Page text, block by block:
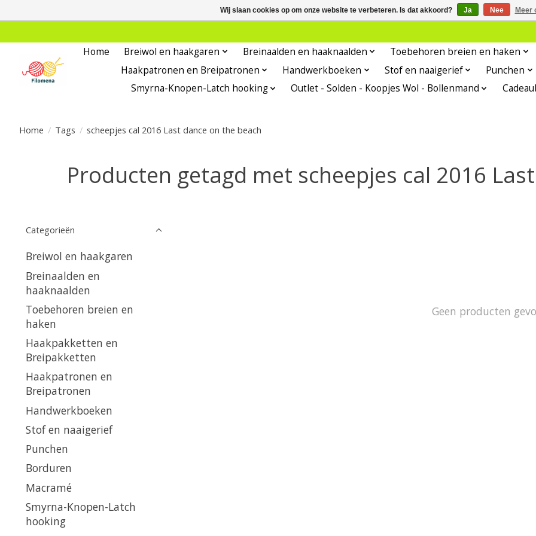
Home Breiwol en haakgaren Breinaalden en haaknaalden Toebehoren breien en haken
Haakpatronen en Breipatronen
Handwerkboeken Stof en naaigerief Punchen
Smyrna-Knopen-Latch hooking
Outlet - Solden - Koopjes Wol - Bollenmand
Home / Tags / scheepjes cal 2016 Last dance on the beach
Producten getagd met scheepjes cal 2016
Categorieën
Breiwol en haakgaren
Breinaalden en
haaknaalden
Toebehoren breien en
haken
Haakpakketten en
Breipakketten
Haakpatronen en
Breipatronen
Handwerkboeken
Stof en naaigerief
Punchen
Borduren
Macramé
Smyrna-Knopen-Latch
hooking
Geen producten
Wij slaan cookies op om onze website te verbeteren. Is dat akkoord? Ja Nee Meer